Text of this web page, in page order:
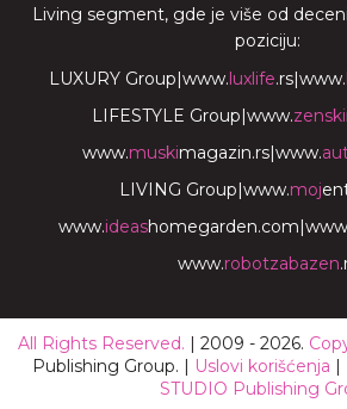
Living segment, gde je više od
poziciju:
LUXURY Group|www.luxlife.rs|www.
LIFESTYLE Group|www.zenski
www.muskimagazin.rs|www.
LIVING Group|www.moj
www.ideashomegarden.com|
www.robotzabazen
All Rights Reserved. | 2009 - 2026.
Publishing Group. | Uslovi korišćenja |
STUDIO Publishing